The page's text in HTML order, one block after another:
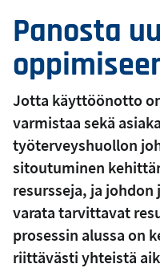
Panosta
Jotta käyttöönotto
varmistaa sekä
työterveyshuollon
sitoutuminen
resursseja, ja
varata tarvittavat
prosessin alussa on
riittävästi yhteistä